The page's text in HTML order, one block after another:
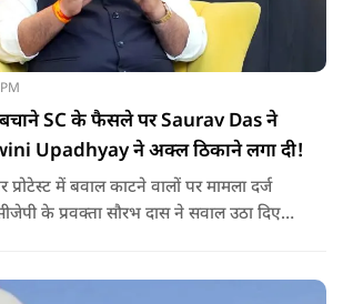
बचाने SC के फैसले पर Saurav Das ने
Upadhyay ने अक्ल ठिकाने लगा दी!
प्रोटेस्ट में बवाल काटने वालों पर मामला दर्ज
के प्रवक्ता सौरभ दास ने सवाल उठा दिए